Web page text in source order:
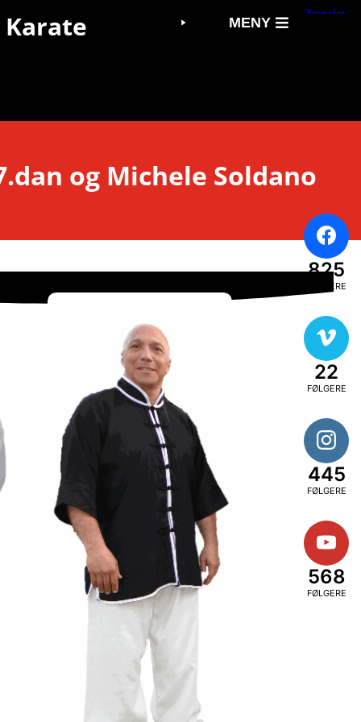
MENY
og Michele Soldano
825
FØLGERE
22
FØLGERE
445
FØLGERE
568
FØLGERE